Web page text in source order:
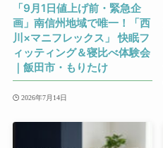
「9月1日値上げ前・緊急企
画」南信州地域で唯一！「西
川×マニフレックス」 快眠フ
ィッティング＆寝比べ体験会
｜飯田市・もりたけ
2026年7月14日